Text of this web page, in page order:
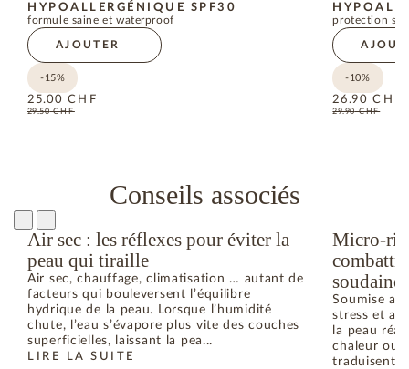
HYPOALLERGÉNIQUE SPF30
formule saine et waterproof
AJOUTER
-15%
25.00 CHF
29.50CHF
protection
-10%
26.90 CHF
29.90CHF
Conseils associés
Air sec : les réflexes pour éviter la
peau qui tiraille
Air sec, chauffage, climatisation … autant de
facteurs qui bouleversent l’équilibre
hydrique de la peau. Lorsque l’humidité
chute, l’eau s’évapore plus vite des couches
superficielles, laissant la pea...
LIRE LA SUITE
Micro-
soudaines
Soumise
stress et
la peau
chaleur ou
traduisent